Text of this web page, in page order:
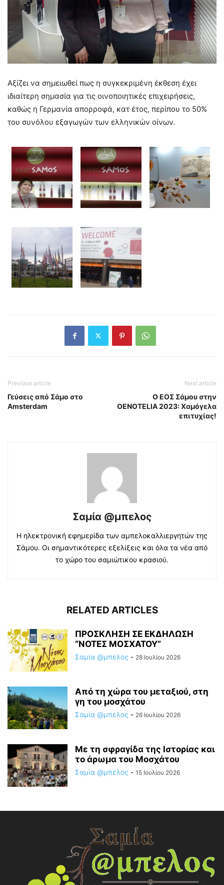
Αξίζει να σημειωθεί πως η συγκεκριμένη έκθεση έχει
ιδιαίτερη σημασία για τις οινοποιητικές επιχειρήσεις,
καθώς η Γερμανία απορροφά, κατ έτος, περίπου το 50%
του συνόλου εξαγωγών των ελληνικών οίνων.
Previous article
Γεύσεις από Σάμο στο
Amsterdam
Next article
O ΕΟΣ Σάμου στην
OENOTELIA 2023: Χαμόγελα
επιτυχίας!
Σαμία @μπελος
Η ηλεκτρονική εφημερίδα των αμπελοκαλλιεργητών της
Σάμου. Οι σημαντικότερες εξελίξεις και όλα τα νέα από
το χώρο του σαμιώτικου κρασιού.
RELATED ARTICLES
ΠΡΟΣΚΛΗΣΗ ΣΕ ΕΚΔΗΛΩΣΗ
“ΝΟΤΕΣ ΜΟΣΧΑΤΟΥ”
Σαμία @μπελος - 28 Ιουλίου 2026
Από τη χώρα του μεταξιού, στη
γη του μοσχάτου
Σαμία @μπελος - 26 Ιουλίου 2026
Με τη σφραγίδα της Ιστορίας και
το άρωμα του Μοσχάτου
Σαμία @μπελος - 15 Ιουλίου 2026